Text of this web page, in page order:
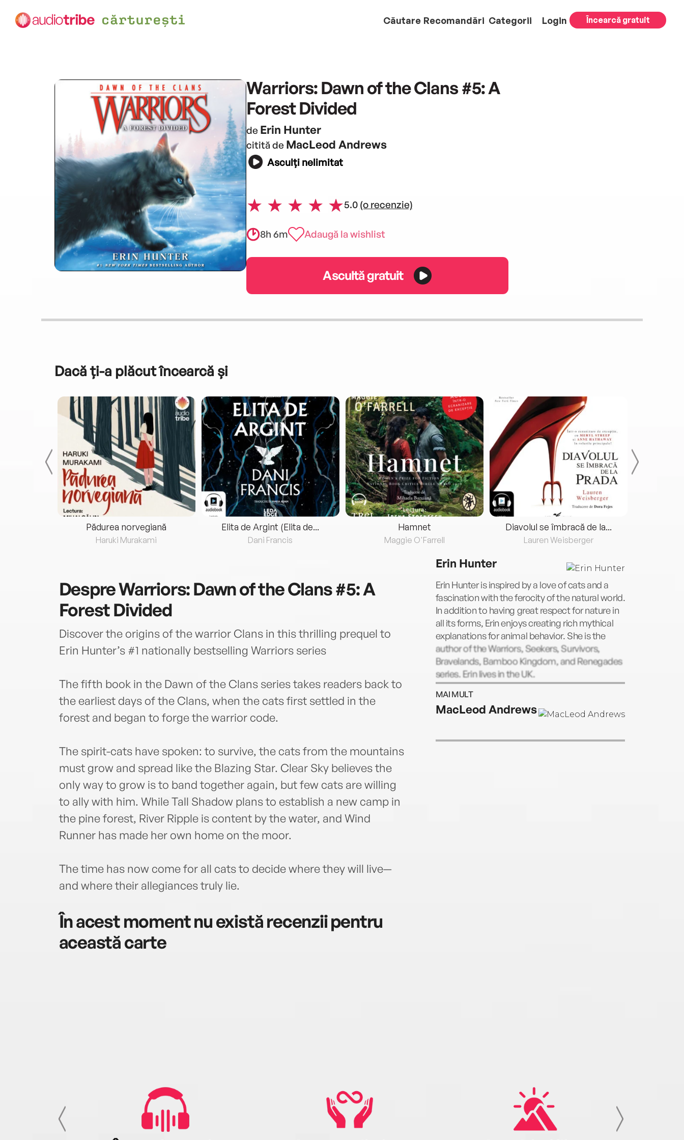
Căutare Recomandări Categorii Login Încearcă gratuit
Warriors: Dawn of the Clans #5: A
Forest Divided
de Erin Hunter
citită de MacLeod Andrews
Asculți nelimitat
5.0 (o recenzie)
8h 6m Adaugă la wishlist
Ascultă gratuit
Dacă ți-a plăcut încearcă și
Pădurea norvegiană
Haruki Murakami
Elita de Argint (Elita de...
Dani Francis
Hamnet
Maggie O'Farrell
Diavolul se îmbracă de la...
Lauren Weisberger
DespreWarriors: Dawn of the Clans #5: A
Forest Divided
Discover the origins of the warrior Clans in this thrilling prequel to
Erin Hunter’s #1 nationally bestselling Warriors series
The fifth book in the Dawn of the Clans series takes readers back to
the earliest days of the Clans, when the cats first settled in the
forest and began to forge the warrior code.
The spirit-cats have spoken: to survive, the cats from the mountains
must grow and spread like the Blazing Star. Clear Sky believes the
only way to grow is to band together again, but few cats are willing
to ally with him. While Tall Shadow plans to establish a new camp in
the pine forest, River Ripple is content by the water, and Wind
Runner has made her own home on the moor.
The time has now come for all cats to decide where they will live—
and where their allegiances truly lie.
În acest moment nu există recenzii pentru
această carte
Erin Hunter
Erin Hunter is inspired by a love of cats and a
fascination with the ferocity of the natural world.
In addition to having great respect for nature in
all its forms, Erin enjoys creating rich mythical
explanations for animal behavior. She is the
author of the Warriors, Seekers, Survivors,
Bravelands, Bamboo Kingdom, and Renegades
series. Erin lives in the UK.
MAI MULT
MacLeod Andrews